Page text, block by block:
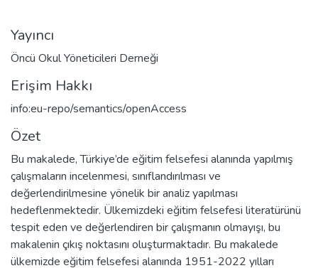
Yayıncı
Öncü Okul Yöneticileri Derneği
Erişim Hakkı
info:eu-repo/semantics/openAccess
Özet
Bu makalede, Türkiye’de eğitim felsefesi alanında yapılmış
çalışmaların incelenmesi, sınıflandırılması ve
değerlendirilmesine yönelik bir analiz yapılması
hedeflenmektedir. Ülkemizdeki eğitim felsefesi literatürünü
tespit eden ve değerlendiren bir çalışmanın olmayışı, bu
makalenin çıkış noktasını oluşturmaktadır. Bu makalede
ülkemizde eğitim felsefesi alanında 1951-2022 yılları